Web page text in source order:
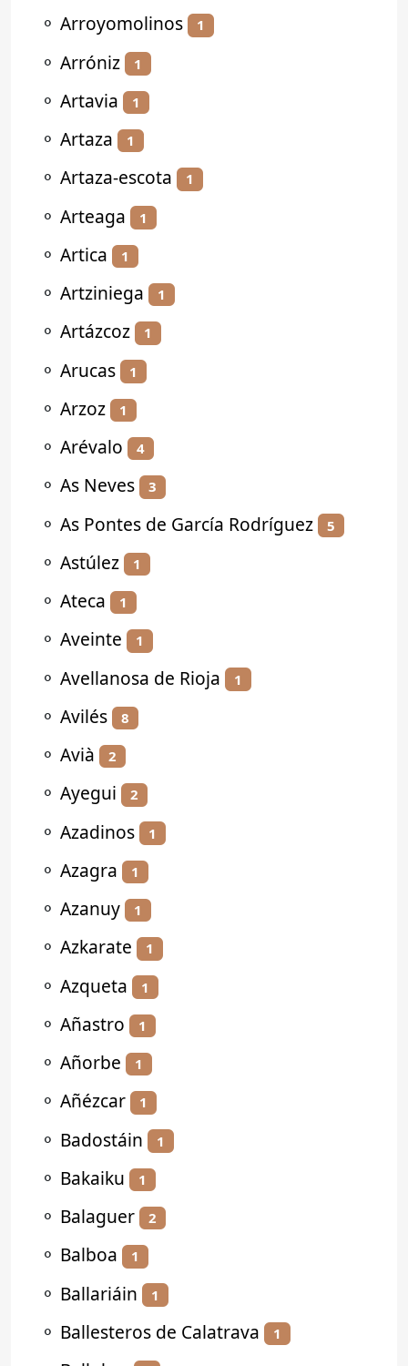
⚬ Arroyomolinos 1
⚬ Arróniz 1
⚬ Artavia 1
⚬ Artaza 1
⚬ Artaza-escota 1
⚬ Arteaga 1
⚬ Artica 1
⚬ Artziniega 1
⚬ Artázcoz 1
⚬ Arucas 1
⚬ Arzoz 1
⚬ Arévalo 4
⚬ As Neves 3
⚬ As Pontes de García Rodríguez 5
⚬ Astúlez 1
⚬ Ateca 1
⚬ Aveinte 1
⚬ Avellanosa de Rioja 1
⚬ Avilés 8
⚬ Avià 2
⚬ Ayegui 2
⚬ Azadinos 1
⚬ Azagra 1
⚬ Azanuy 1
⚬ Azkarate 1
⚬ Azqueta 1
⚬ Añastro 1
⚬ Añorbe 1
⚬ Añézcar 1
⚬ Badostáin 1
⚬ Bakaiku 1
⚬ Balaguer 2
⚬ Balboa 1
⚬ Ballariáin 1
⚬ Ballesteros de Calatrava 1